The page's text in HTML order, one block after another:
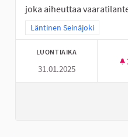
joka aiheuttaa
Rajaa tulokset teeman
Läntinen Seinäjoki
LUONTIAIKA
31.01.2025